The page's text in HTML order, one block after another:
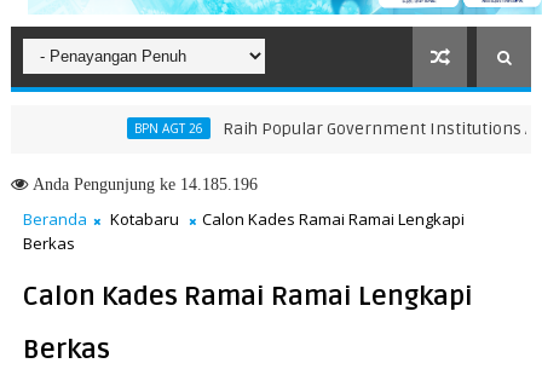
BPN AGT 26 Raih Popular Government Institutions Award
KUA-PPAS 2026, Perkuat Arah Pembangunan Tanah Bumbu
AndaPengunjung ke 14.185.196
Beranda Kotabaru
Calon Kades Ramai Ramai Lengkapi
Berkas
Calon Kades Ramai Ramai Lengkapi
Berkas